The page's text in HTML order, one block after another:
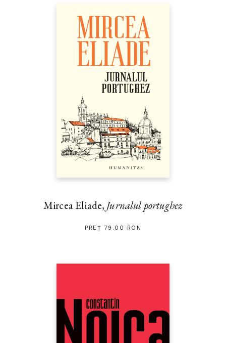
Mircea Eliade, Jurnalul portughez
PREȚ 79.00 RON